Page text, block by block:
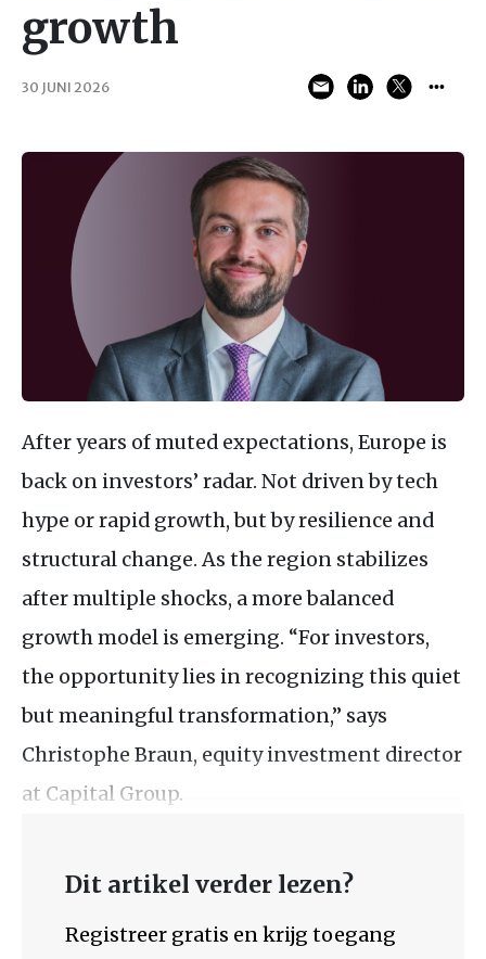
growth
30 JUNI 2026
After years of muted expectations, Europe is
back on investors’ radar. Not driven by tech
hype or rapid growth, but by resilience and
structural change. As the region stabilizes
after multiple shocks, a more balanced
growth model is emerging. “For investors,
the opportunity lies in recognizing this quiet
but meaningful transformation,” says
Christophe Braun, equity investment director
at Capital Group.
Dit artikel verder lezen?
Registreer gratis en krijg toegang